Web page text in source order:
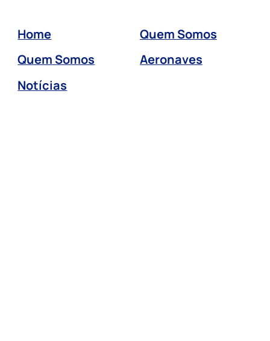
Home
Quem Somos
Quem Somos
Aeronaves
Notícias